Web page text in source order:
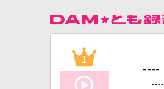
1
----
----